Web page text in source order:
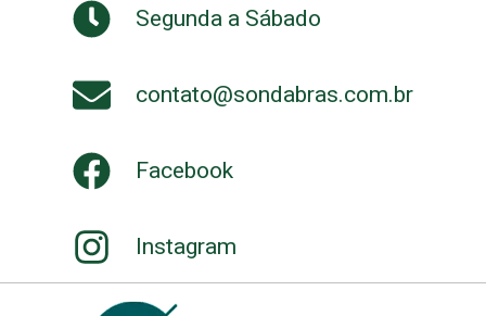
Segunda a Sábado
contato@sondabras.com.br
Facebook
Instagram